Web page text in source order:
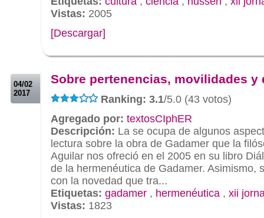
Vistas: 2005
[Descargar]
04/02
2017
Sobre pertenencias, movilidades y
Ranking: 3.1/5.0 (43 votos)
Agregado por: textosCIphER
Descripción: La se ocupa de algunos
lectura sobre la obra de Gadamer que la
Aguilar nos ofreció en el 2005 en su libro
de la hermenéutica de Gadamer. Asimismo,
con la novedad que tra...
Etiquetas: gadamer , hermenéutica , xii
Vistas: 1823